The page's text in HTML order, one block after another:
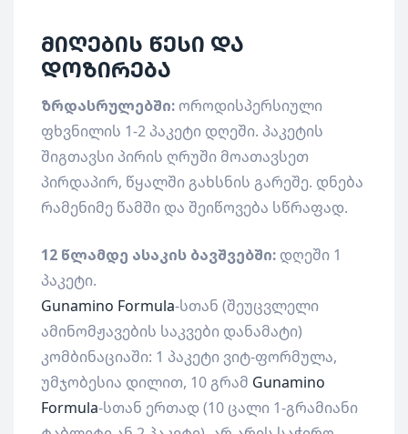
მიღების წესი და
დოზირება
ზრდასრულებში: ოროდისპერსიული
ფხვნილის 1-2 პაკეტი დღეში. პაკეტის
შიგთავსი პირის ღრუში მოათავსეთ
პირდაპირ, წყალში გახსნის გარეშე. დნება
რამენიმე წამში და შეიწოვება სწრაფად.
12 წლამდე ასაკის ბავშვებში: დღეში 1
პაკეტი.
Gunamino Formula-სთან (შეუცვლელი
ამინომჟავების საკვები დანამატი)
კომბინაციაში: 1 პაკეტი ვიტ-ფორმულა,
უმჯობესია დილით, 10 გრამ Gunamino
Formula-სთან ერთად (10 ცალი 1-გრამიანი